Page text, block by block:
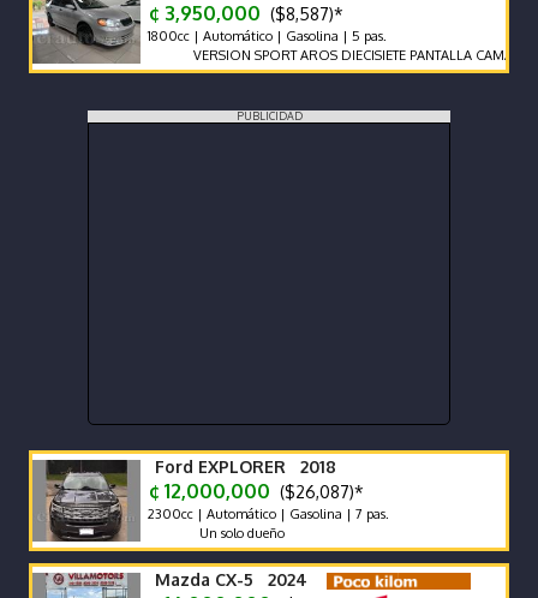
¢ 3,950,000 ($8,587)*
1800cc | Automático | Gasolina | 5 pas.
VERSION SPORT AROS DIECISIETE PANTALLA CAMARA
PUBLICIDAD
Ford EXPLORER 2018
¢ 12,000,000 ($26,087)*
2300cc | Automático | Gasolina | 7 pas.
Un solo dueño
Mazda CX-5 2024